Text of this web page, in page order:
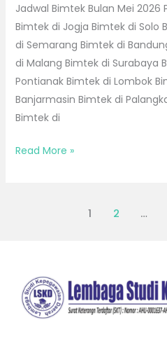
Jadwal Bimtek Bulan Mei 2026
Bimtek di Jogja Bimtek di Solo
di Semarang Bimtek di
di Malang Bimtek di Surabaya
Pontianak Bimtek di Lombok
Banjarmasin Bimtek di
Bimtek di
Read More »
1 2 …